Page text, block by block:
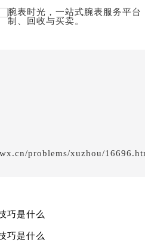
塔区新华路萧邦售后服务中心（
兴区七经街萧邦售后服务中心（需
州区解放大街萧邦售后服务中心
山区中央路萧邦售后服务中心（
区新运大街萧邦售后服务中心（
台区石油大街萧邦售后服务中心
门外大街甲6号华熙国际中心D
安街1号王府井东方广场W3座6
problems/xuzhou/
巧是什么
巧是什么